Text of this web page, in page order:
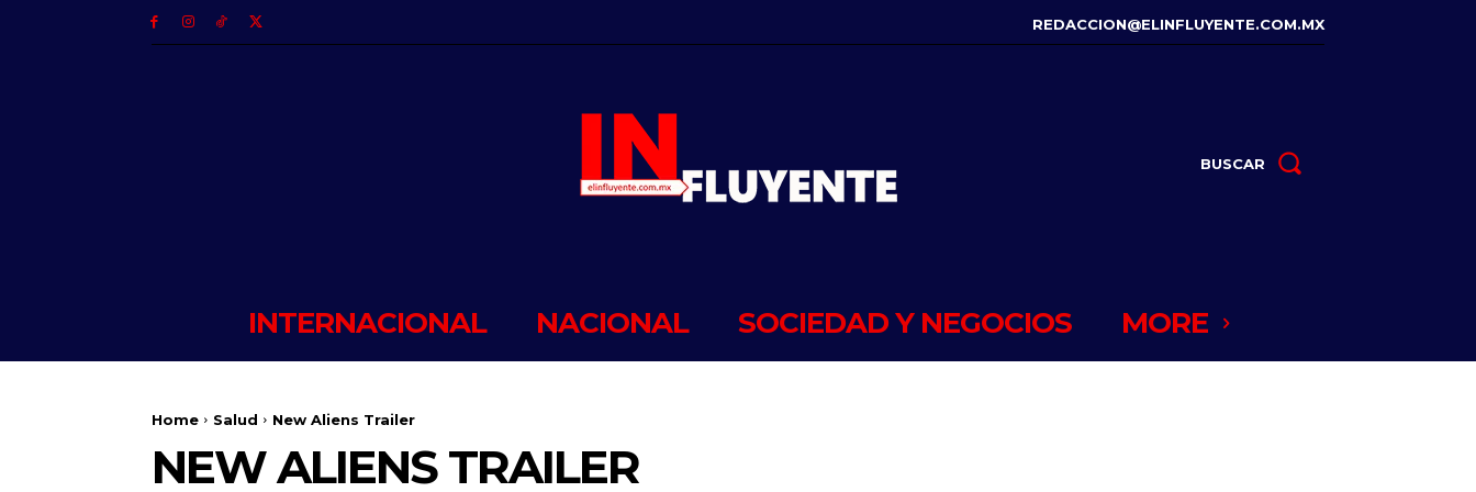
REDACCION@ELINFLUYENTE.COM.MX
BUSCAR
INTERNACIONAL NACIONAL SOCIEDAD Y NEGOCIOS MORE
Home Salud New Aliens Trailer
NEW ALIENS TRAILER